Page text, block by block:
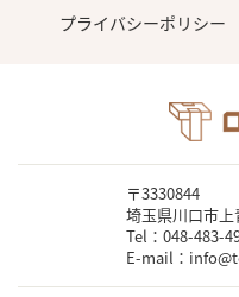
プライバシーポリシー
〒3330844
埼玉県川口市
Tel：048-483-
E-mail：